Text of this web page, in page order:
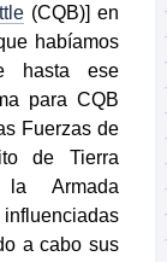
(CQB)] en
habíamos
hasta ese
para CQB
Fuerzas de
de Tierra
Armada
a cabo sus